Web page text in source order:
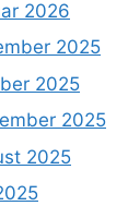
2026
2025
2025
2025
2025